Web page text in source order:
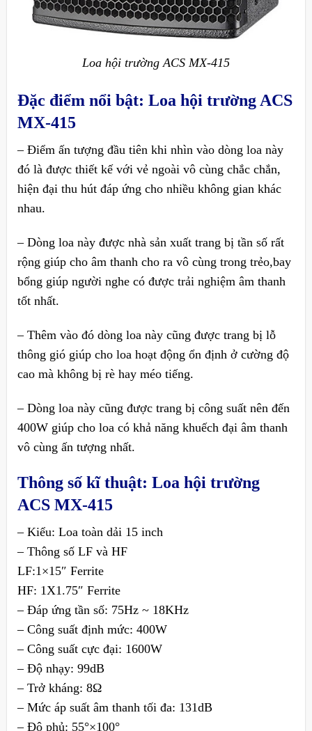
Loa hội trường ACS MX-415
Đặc điểm nổi bật: Loa hội trường ACS
MX-415
– Điểm ấn tượng đầu tiên khi nhìn vào dòng loa này
đó là được thiết kế với vẻ ngoài vô cùng chắc chắn,
hiện đại thu hút đáp ứng cho nhiều không gian khác
nhau.
– Dòng loa này được nhà sản xuất trang bị tần số rất
rộng giúp cho âm thanh cho ra vô cùng trong trẻo,bay
bổng giúp người nghe có được trải nghiệm âm thanh
tốt nhất.
– Thêm vào đó dòng loa này cũng được trang bị lỗ
thông gió giúp cho loa hoạt động ổn định ở cường độ
cao mà không bị rè hay méo tiếng.
– Dòng loa này cũng được trang bị công suất nên đến
400W giúp cho loa có khả năng khuếch đại âm thanh
vô cùng ấn tượng nhất.
Thông số kĩ thuật: Loa hội trường
ACS MX-415
– Kiểu: Loa toàn dải 15 inch
– Thông số LF và HF
LF:1×15″ Ferrite
HF: 1X1.75″ Ferrite
– Đáp ứng tần số: 75Hz ~ 18KHz
– Công suất định mức: 400W
– Công suất cực đại: 1600W
– Độ nhạy: 99dB
– Trở kháng: 8Ω
– Mức áp suất âm thanh tối đa: 131dB
– Độ phủ: 55°×100°